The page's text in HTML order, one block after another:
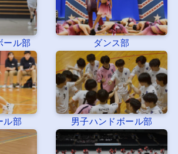
ール部 ダンス部
ル部 男子ハンドボール部